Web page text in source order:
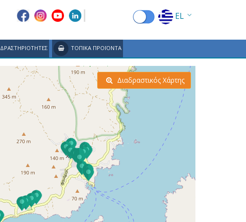
EL
EN
FR
DE
ΔΡΑΣΤΗΡΙΟΤΗΤΕΣ ΤΟΠΙΚΑ ΠΡΟΪΟΝΤΑ
Διαδραστικός Χάρτης